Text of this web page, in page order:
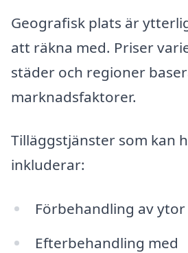
Geografisk plats är
att räkna med. Priser
städer och regioner
marknadsfaktorer.
Tilläggstjänster som kan
inkluderar:
Förbehandling av ytor
Efterbehandling med